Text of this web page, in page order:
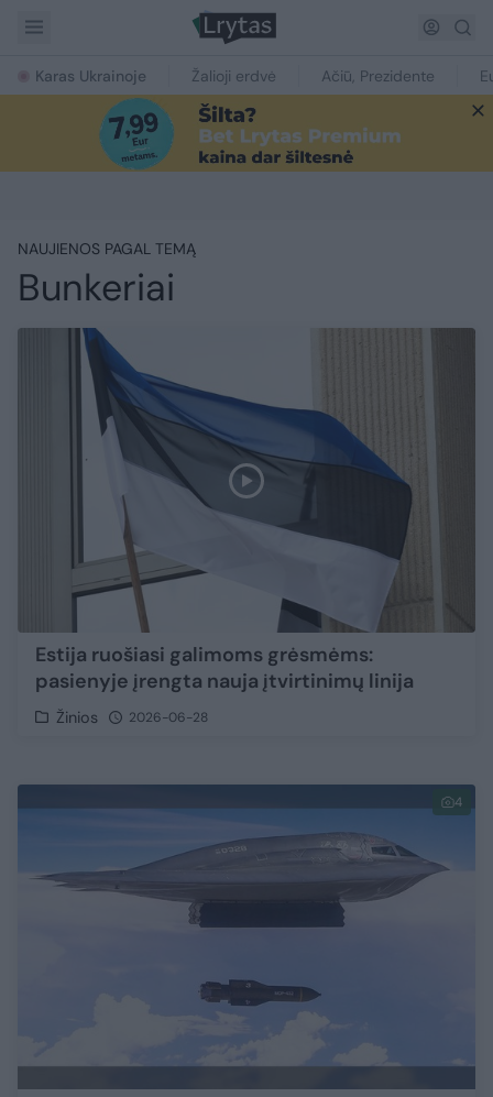
Karas Ukrainoje Žalioji erdvė Ačiū, Prezidente
NAUJIENOS PAGAL TEMĄ
Bunkeriai
Estija ruošiasi galimoms grėsmėms:
pasienyje įrengta nauja įtvirtinimų linija
Žinios 2026-06-28
4